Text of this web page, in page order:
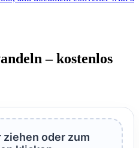
– kostenlos
oder zum